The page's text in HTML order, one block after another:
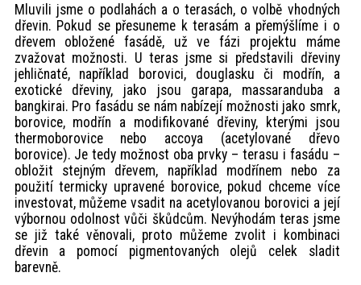
Mluvili jsme o podlahách a o terasách, o volbě vhodných
dřevin. Pokud se přesuneme k terasám a přemýšlíme i o
dřevem obložené fasádě, už ve fázi projektu máme
zvažovat možnosti. U teras jsme si představili dřeviny
jehličnaté, například borovici, douglasku či modřín, a
exotické dřeviny, jako jsou garapa, massaranduba a
bangkirai. Pro fasádu se nám nabízejí možnosti jako smrk,
borovice, modřín a modifikované dřeviny, kterými jsou
thermoborovice nebo accoya (acetylované dřevo
borovice). Je tedy možnost oba prvky – terasu i fasádu –
obložit stejným dřevem, například modřínem nebo za
použití termicky upravené borovice, pokud chceme více
investovat, můžeme vsadit na acetylovanou borovici a její
výbornou odolnost vůči škůdcům. Nevýhodám teras jsme
se již také věnovali, proto můžeme zvolit i kombinaci
dřevin a pomocí pigmentovaných olejů celek sladit
barevně.